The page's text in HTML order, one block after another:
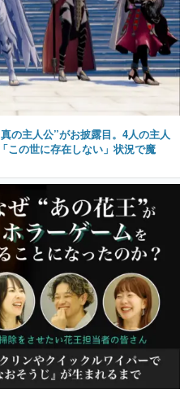
の主人公”がお披露目。4人の主人
この世に存在しない」状況で魔